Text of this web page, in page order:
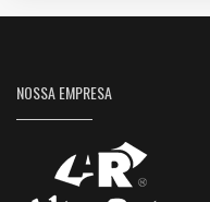
NOSSA EMPRESA